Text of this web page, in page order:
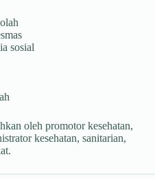
sosial
oleh promotor kesehatan,
kesehatan, sanitarian,